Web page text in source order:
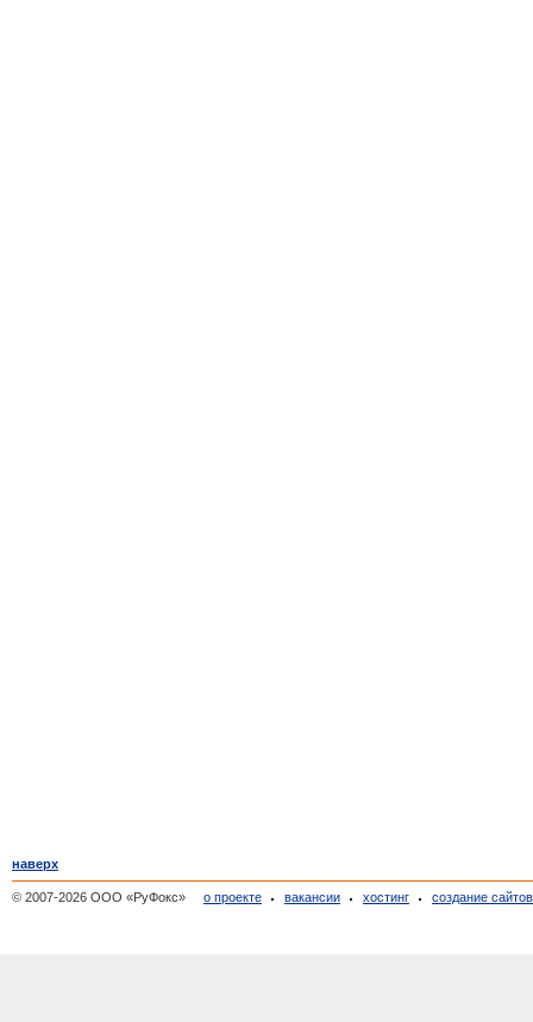
наверх
© 2007-2026 ООО «РуФокс» о проекте вакансии хостинг создание сайтов